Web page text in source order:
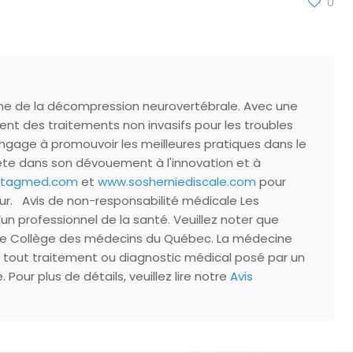
de la décompression neurovertébrale. Avec une
des traitements non invasifs pour les troubles
à promouvoir les meilleures pratiques dans le
dans son dévouement à l'innovation et à
et www.sosherniediscale.com pour
Avis de non-responsabilité médicale Les
professionnel de la santé. Veuillez noter que
Collège des médecins du Québec. La médecine
traitement ou diagnostic médical posé par un
plus de détails, veuillez lire notre Avis